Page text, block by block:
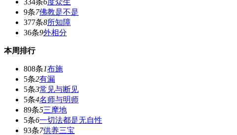
334条6度众生
9条7佛教是不是
377条8所知障
36条9外相分
本周排行
808条1布施
5条2有漏
5条3常见与断见
5条4名师与明师
89条5三摩地
5条6一切法都是无自性
93条7供养三宝